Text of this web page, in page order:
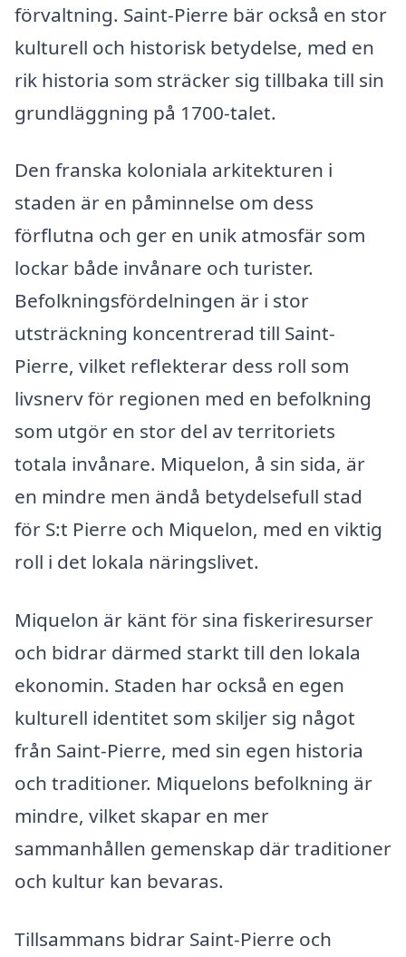
förvaltning. Saint-Pierre bär också en stor
kulturell och historisk betydelse, med en
rik historia som sträcker sig tillbaka till sin
grundläggning på 1700-talet.
Den franska koloniala arkitekturen i
staden är en påminnelse om dess
förflutna och ger en unik atmosfär som
lockar både invånare och turister.
Befolkningsfördelningen är i stor
utsträckning koncentrerad till Saint-
Pierre, vilket reflekterar dess roll som
livsnerv för regionen med en befolkning
som utgör en stor del av territoriets
totala invånare. Miquelon, å sin sida, är
en mindre men ändå betydelsefull stad
för S:t Pierre och Miquelon, med en viktig
roll i det lokala näringslivet.
Miquelon är känt för sina fiskeriresurser
och bidrar därmed starkt till den lokala
ekonomin. Staden har också en egen
kulturell identitet som skiljer sig något
från Saint-Pierre, med sin egen historia
och traditioner. Miquelons befolkning är
mindre, vilket skapar en mer
sammanhållen gemenskap där traditioner
och kultur kan bevaras.
Tillsammans bidrar Saint-Pierre och